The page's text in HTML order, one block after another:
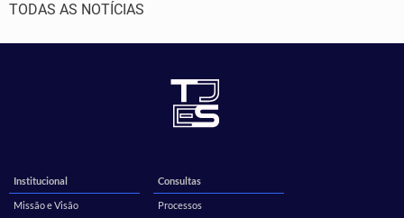
TODAS AS NOTÍCIAS
Institucional
Missão e Visão
Consultas
Processos